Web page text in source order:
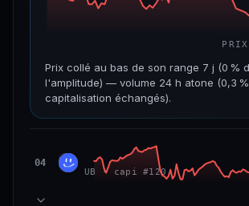
Prix collé au bas de son range 7 j (0 %
l'amplitude) — volume 24 h atone (0,3
capitalisation échangés).
VAR. 7 J VAR. 30 J
04 UB Unibase
UB · capi #120